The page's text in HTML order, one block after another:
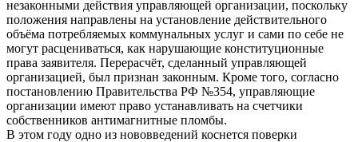
незаконными действия управляющей организации, поскольку
положения направлены на установление действительного
объёма потребляемых коммунальных услуг и сами по себе не
могут расцениваться, как нарушающие конституционные
права заявителя. Перерасчёт, сделанный управляющей
организацией, был признан законным. Кроме того, согласно
постановлению Правительства РФ №354, управляющие
организации имеют право устанавливать на счетчики
собственников антимагнитные пломбы.
В этом году одно из нововведений коснется поверки